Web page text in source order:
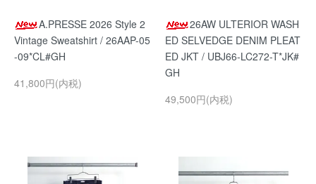
A.PRESSE 2026 Style 2
Vintage Sweatshirt / 26AAP-05
-09*CL#GH
41,800円(内税)
26AW ULTERIOR WASH
ED SELVEDGE DENIM PLEAT
ED JKT / UBJ66-LC272-T*JK#
GH
49,500円(内税)